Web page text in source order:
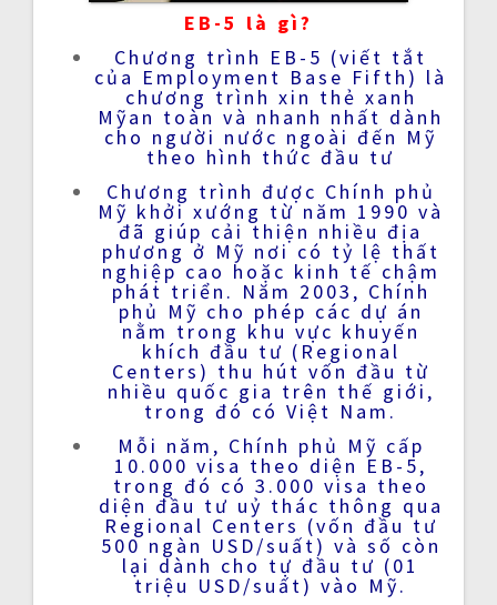
EB-5 là gì?
Chương trình EB-5 (viết tắt
của Employment Base Fifth) là
chương trình xin thẻ xanh
Mỹan toàn và nhanh nhất dành
cho người nước ngoài đến Mỹ
theo hình thức đầu tư
Chương trình được Chính phủ
Mỹ khởi xướng từ năm 1990 và
đã giúp cải thiện nhiều địa
phương ở Mỹ nơi có tỷ lệ thất
nghiệp cao hoặc kinh tế chậm
phát triển. Năm 2003, Chính
phủ Mỹ cho phép các dự án
nằm trong khu vực khuyến
khích đầu tư (Regional
Centers) thu hút vốn đầu từ
nhiều quốc gia trên thế giới,
trong đó có Việt Nam.
Mỗi năm, Chính phủ Mỹ cấp
10.000 visa theo diện EB-5,
trong đó có 3.000 visa theo
diện đầu tư uỷ thác thông qua
Regional Centers (vốn đầu tư
500 ngàn USD/suất) và số còn
lại dành cho tự đầu tư (01
triệu USD/suất) vào Mỹ.